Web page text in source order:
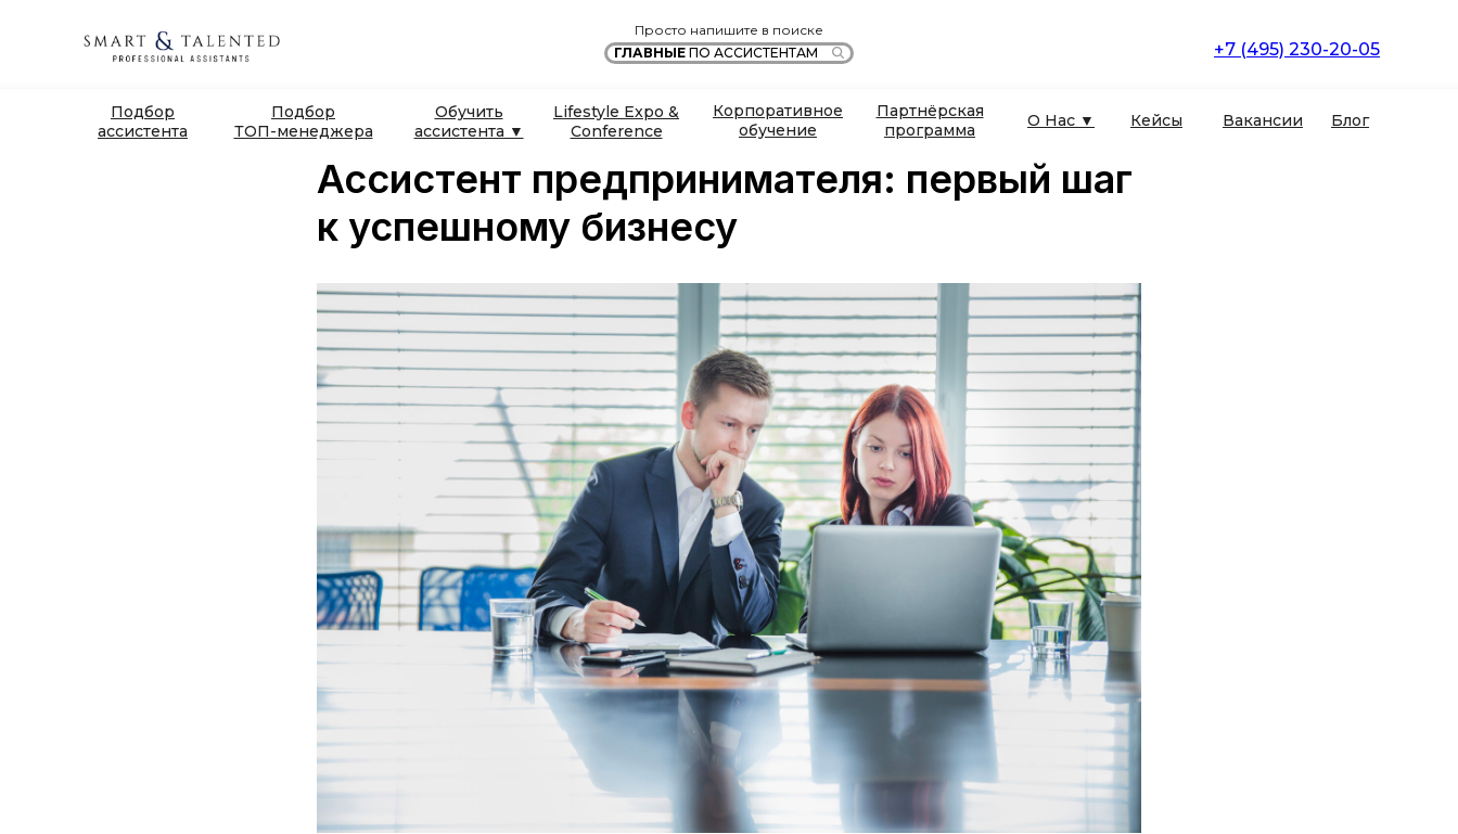
+7 (495) 230-20-05
Подбор
ассистента
Корпоративное
обучение
О Нас ▼ Кейсы
Обучить
ассистента ▼
Партнёрская
программа
Вакансии Блог
Просто напишите в поиске
ГЛАВНЫЕ ПО АССИСТЕНТАМ
Подбор
ТОП-менеджера
Lifestyle Expo &
Conference
Ассистент предпринимателя: первый шаг
к успешному бизнесу